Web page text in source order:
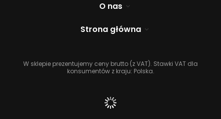
O nas
Strona główna
W sklepie prezentujemy ceny brutto (z VAT). Stawki VAT dla
konsumentów z kraju: Polska.